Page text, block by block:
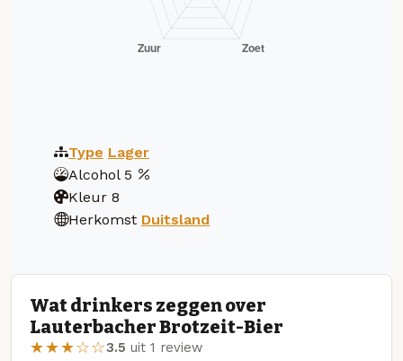
Type Lager
Alcohol 5
Kleur 8
Herkomst Duitsland
Wat drinkers zeggen over
Lauterbacher Brotzeit-Bier
★★★☆☆3.5 uit 1 review